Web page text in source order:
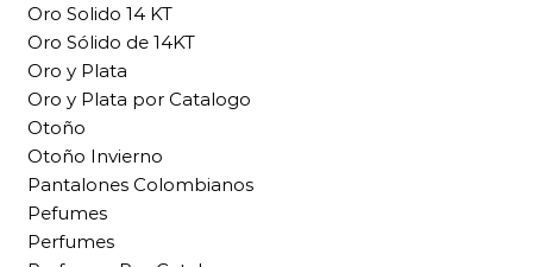
Oro Solido 14 KT
Oro Sólido de 14KT
Oro y Plata
Oro y Plata por Catalogo
Otoño
Otoño Invierno
Pantalones Colombianos
Pefumes
Perfumes